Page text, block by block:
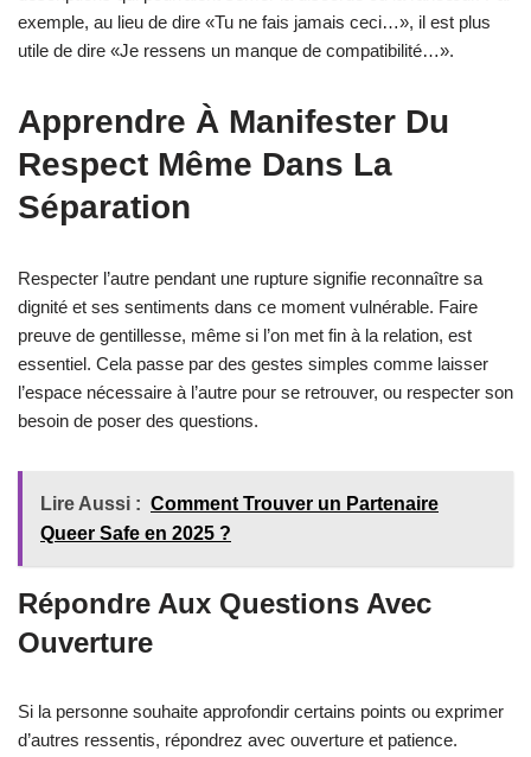
exemple, au lieu de dire «Tu ne fais jamais ceci…», il est plus
utile de dire «Je ressens un manque de compatibilité…».
Apprendre À Manifester Du
Respect Même Dans La
Séparation
Respecter l’autre pendant une rupture signifie reconnaître sa
dignité et ses sentiments dans ce moment vulnérable. Faire
preuve de gentillesse, même si l’on met fin à la relation, est
essentiel. Cela passe par des gestes simples comme laisser
l’espace nécessaire à l’autre pour se retrouver, ou respecter son
besoin de poser des questions.
Lire Aussi : Comment Trouver un Partenaire
Queer Safe en 2025 ?
Répondre Aux Questions Avec
Ouverture
Si la personne souhaite approfondir certains points ou exprimer
d’autres ressentis, répondrez avec ouverture et patience.